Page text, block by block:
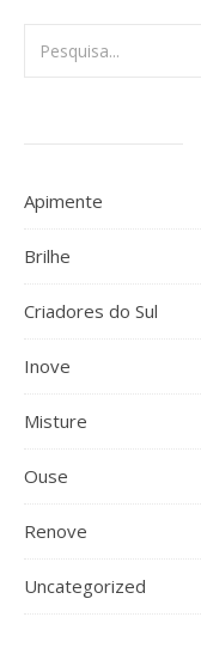
Apimente
Brilhe
Criadores do Sul
Inove
Misture
Ouse
Renove
Uncategorized